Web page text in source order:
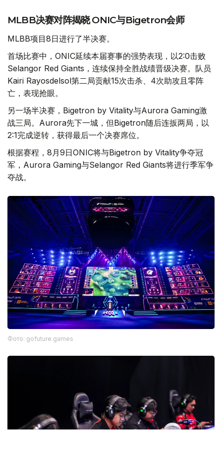
MLBB决赛对阵揭晓 ONIC与Bigetron会师
MLBB项目8日进行了半决赛。
首场比赛中，ONIC延续本届赛事的强势表现，以2:0击败
Selangor Red Giants，连续保持全胜战绩晋级决赛。队员
Kairi Rayosdelsol第二局贡献15次击杀、4次助攻且零阵
亡，表现抢眼。
另一场半决赛，Bigetron by Vitality与Aurora Gaming激
战三局。Aurora先下一城，但Bigetron随后连扳两局，以
2:1完成逆转，获得最后一个决赛席位。
根据赛程，8月9日ONIC将与Bigetron by Vitality争夺冠
军，Aurora Gaming与Selangor Red Giants将进行季军争
夺战。
Фото: gofuture.games